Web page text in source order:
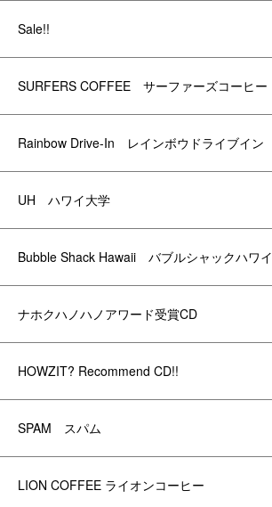
Sale!!
SURFERS COFFEE サーファーズコーヒー
Rainbow Drive-In レインボウドライブイン
UH ハワイ大学
Bubble Shack Hawaii バブルシャックハワイ
ナホクハノハノアワード受賞CD
HOWZIT? Recommend CD!!
SPAM スパム
LION COFFEE ライオンコーヒー